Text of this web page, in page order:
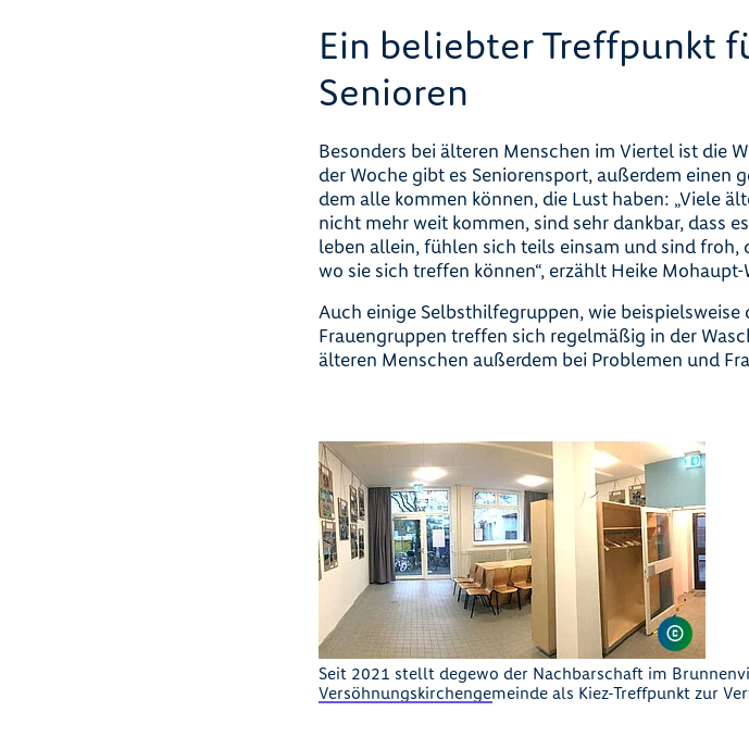
Ein beliebter Treffpunkt
Senioren
Besonders bei älteren Menschen im Viertel ist die
der Woche gibt es Seniorensport, außerdem einen
dem alle kommen können, die Lust haben: „Viele
nicht mehr weit kommen, sind sehr dankbar, dass
leben allein, fühlen sich teils einsam und sind froh,
wo sie sich treffen können“, erzählt Heike
Auch einige Selbsthilfegruppen, wie
Frauengruppen treffen sich regelmäßig in der
älteren Menschen außerdem bei Problemen und
Seit 2021 stellt degewo der Nachbarschaft im
Versöhnungskirchengemeinde als Kiez-Treffpunkt zur